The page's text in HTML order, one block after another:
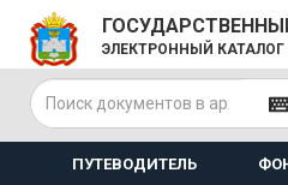
ЭЛЕКТРОННЫЙ КАТАЛОГ
ПУТЕВОДИТЕЛЬ